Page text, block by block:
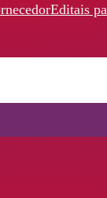
Editais